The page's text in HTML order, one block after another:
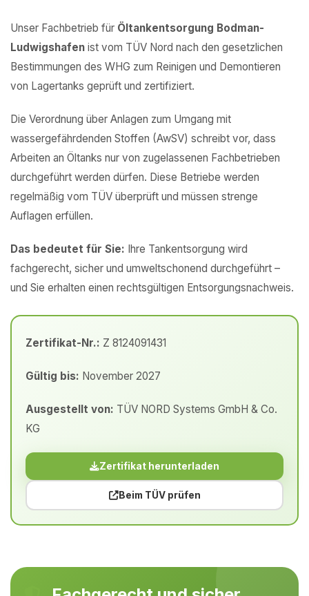
Unser Fachbetrieb für Öltankentsorgung Bodman-
Ludwigshafen ist vom TÜV Nord nach den gesetzlichen
Bestimmungen des WHG zum Reinigen und Demontieren
von Lagertanks geprüft und zertifiziert.
Die Verordnung über Anlagen zum Umgang mit
wassergefährdenden Stoffen (AwSV) schreibt vor, dass
Arbeiten an Öltanks nur von zugelassenen Fachbetrieben
durchgeführt werden dürfen. Diese Betriebe werden
regelmäßig vom TÜV überprüft und müssen strenge
Auflagen erfüllen.
Das bedeutet für Sie: Ihre Tankentsorgung wird
fachgerecht, sicher und umweltschonend durchgeführt –
und Sie erhalten einen rechtsgültigen Entsorgungsnachweis.
Zertifikat-Nr.: Z 8124091431
Gültig bis: November 2027
Ausgestellt von: TÜV NORD Systems GmbH & Co.
KG
Zertifikat herunterladen
Beim TÜV prüfen